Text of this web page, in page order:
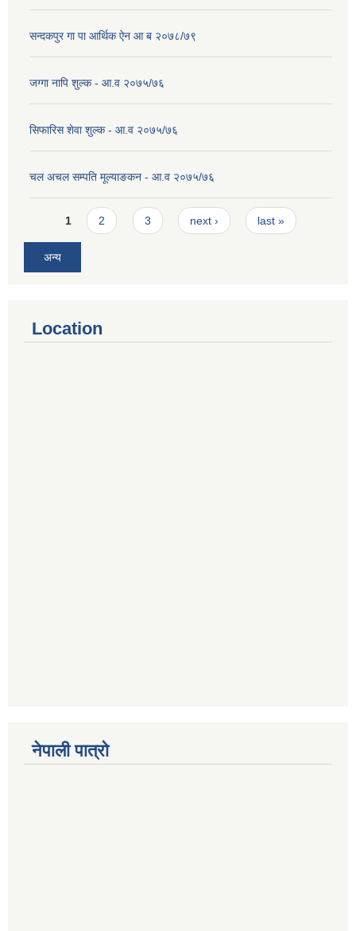
सन्दकपुर गा पा आर्थिक ऐन आ ब २०७८/७९
जग्गा नापि शुल्क - आ.व २०७५/७६
सिफारिस शेवा शुल्क - आ.व २०७५/७६
चल अचल सम्पति मूल्याङकन - आ.व २०७५/७६
Pages
1 2 3 next › last »
अन्य
Location
नेपाली पात्रो